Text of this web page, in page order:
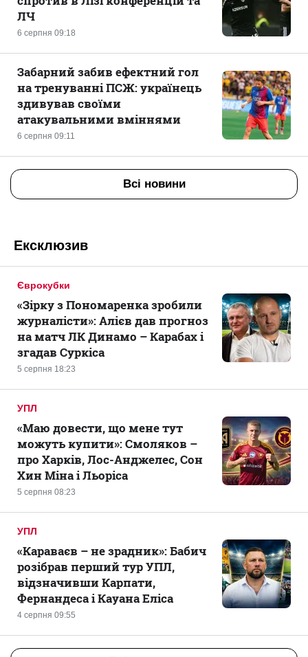
6 серпня 09:18
ЛЧ
6 серпня 09:11
Забарний забив ефектний гол
на тренуванні ПСЖ: українець
здивував своїми
атакувальними вміннями
Всі новини
Ексклюзив
Єврокубки
5 серпня 18:23
«Зірку з Пономаренка зробили
журналісти»: Алієв дав прогноз
на матч ЛК Динамо – Карабах і
згадав Суркіса
УПЛ
5 серпня 08:23
«Маю довести, що мене тут
можуть купити»: Смоляков –
про Харків, Лос-Анджелес, Сон
Хин Міна і Льоріса
УПЛ
4 серпня 09:55
«Караваєв – не зрадник»: Бабич
розібрав перший тур УПЛ,
відзначивши Карпати,
Фернандеса і Кауана Еліса